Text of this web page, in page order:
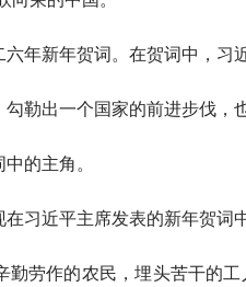
年新年贺词。在贺词中，习
勒出一个国家的前进步伐，
的主角。
习近平主席发表的新年贺词中
勤劳作的农民，埋头苦干的